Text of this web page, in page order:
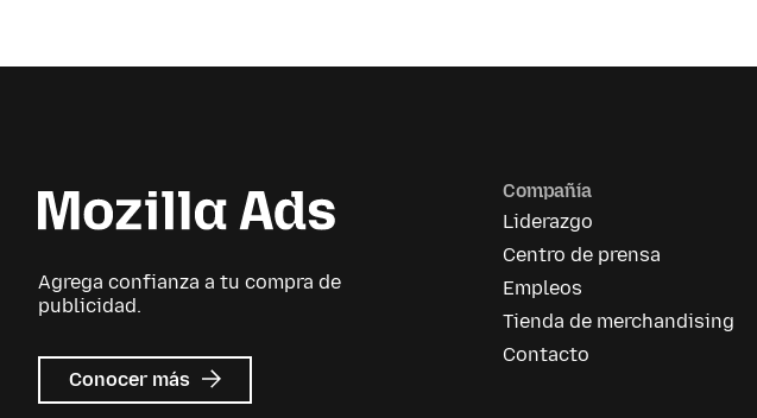
Agrega confianza a tu compra de
publicidad.
Conocer más sobre
Mozilla
Compañía
Liderazgo
Centro de prensa
Empleos
Tienda de merchandising
Contacto